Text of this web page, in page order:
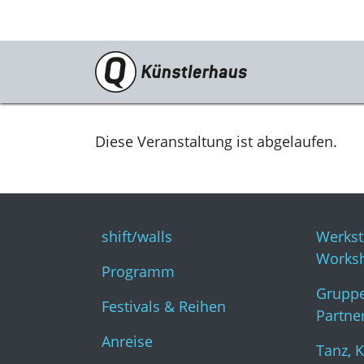
Besuch
shift/walls
Anreise
Tickets
Gastronomie
KunstKulturQuartier
Diese Veranstaltung ist abgelaufen.
shift/walls
Programm
Festivals & Reihen
Anreise
Tanz,